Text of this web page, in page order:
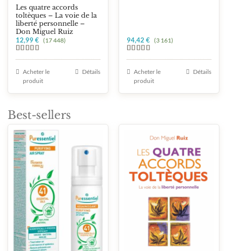
Les quatre accords
toltèques – La voie de la
liberté personnelle –
Don Miguel Ruiz
Note5.00
sur 5
12,99€ (17 448)
Acheter le
produit
Détails
Note5.00
sur 5
94,42 € (3 161)
Acheter le
produit
Détails
Best-sellers